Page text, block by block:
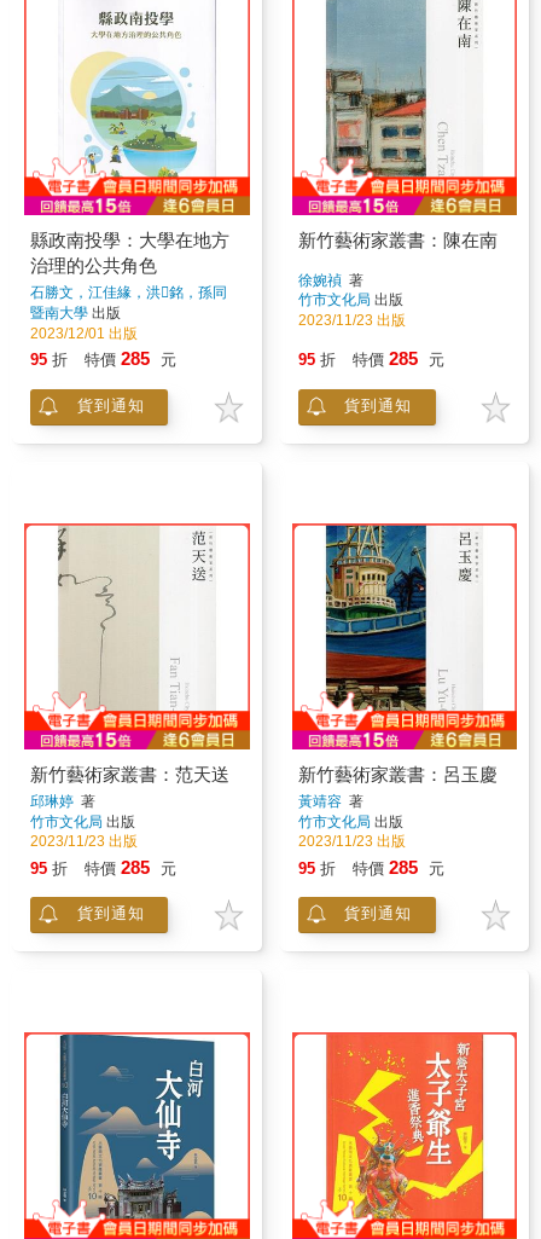
縣政南投學：大學在地方
治理的公共角色
石勝文，江佳緣，洪銘，孫同
文，陳小芬，陳文學，陳正益，
陳宥蓉，張玉龍，莊凱婷，曾喜
鵬，曾永平，黃裕智，溫得意，
蔡惠雅，賴弘基，謝景岳
暨南大學 出版
2023/12/01 出版
95 折 特價 285 元
貨到通知
新竹藝術家叢書：陳在南
徐婉禎著
竹市文化局 出版
2023/11/23 出版
95 折 特價 285 元
貨到通知
新竹藝術家叢書：范天送
邱琳婷 著
竹市文化局 出版
2023/11/23 出版
95 折 特價 285 元
貨到通知
新竹藝術家叢書：呂玉慶
黃靖容著
竹市文化局 出版
2023/11/23 出版
95 折 特價 285 元
貨到通知